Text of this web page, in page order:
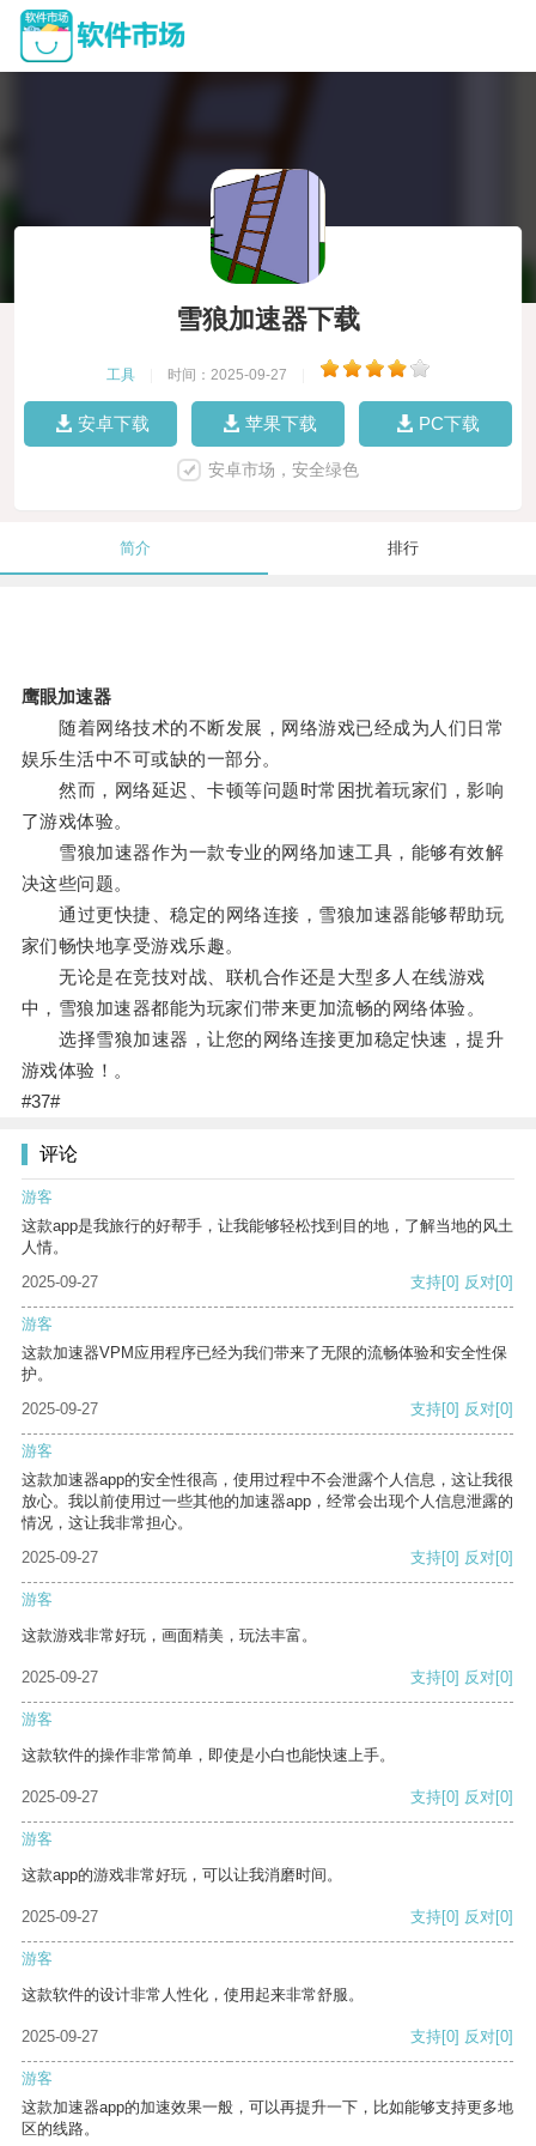
雪狼加速器下载
工具 时间：2025-09-27
安卓下载 苹果下载 PC下载
安卓市场，安全绿色
简介 排行
鹰眼加速器
随着网络技术的不断发展，网络游戏已经成为人们日常
娱乐生活中不可或缺的一部分。
然而，网络延迟、卡顿等问题时常困扰着玩家们，影响
了游戏体验。
雪狼加速器作为一款专业的网络加速工具，能够有效解
决这些问题。
通过更快捷、稳定的网络连接，雪狼加速器能够帮助玩
家们畅快地享受游戏乐趣。
无论是在竞技对战、联机合作还是大型多人在线游戏
中，雪狼加速器都能为玩家们带来更加流畅的网络体验。
选择雪狼加速器，让您的网络连接更加稳定快速，提升
游戏体验！。
#37#
评论
游客
这款app是我旅行的好帮手，让我能够轻松找到目的地，了解当地的风土
人情。
2025-09-27
支持[0] 反对[0]
游客
这款加速器VPM应用程序已经为我们带来了无限的流畅体验和安全性保
护。
2025-09-27
支持[0] 反对[0]
游客
这款加速器app的安全性很高，使用过程中不会泄露个人信息，这让我很
放心。我以前使用过一些其他的加速器app，经常会出现个人信息泄露的
情况，这让我非常担心。
2025-09-27
支持[0] 反对[0]
游客
这款游戏非常好玩，画面精美，玩法丰富。
2025-09-27 支持[0] 反对[0]
游客
这款软件的操作非常简单，即使是小白也能快速上手。
2025-09-27 支持[0] 反对[0]
游客
这款app的游戏非常好玩，可以让我消磨时间。
2025-09-27 支持[0] 反对[0]
游客
这款软件的设计非常人性化，使用起来非常舒服。
2025-09-27 支持[0] 反对[0]
游客
这款加速器app的加速效果一般，可以再提升一下，比如能够支持更多地
区的线路。